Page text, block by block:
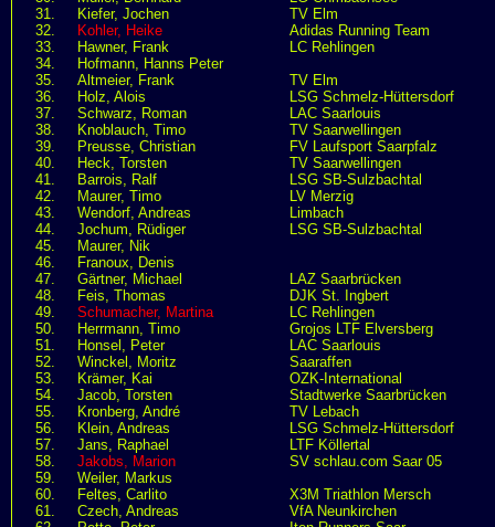
31.
Kiefer, Jochen
TV Elm
32.
Kohler, Heike
Adidas Running Team
33.
Hawner, Frank
LC Rehlingen
34.
Hofmann, Hanns Peter
35.
Altmeier, Frank
TV Elm
36.
Holz, Alois
LSG Schmelz-Hüttersdorf
37.
Schwarz, Roman
LAC Saarlouis
38.
Knoblauch, Timo
TV Saarwellingen
39.
Preusse, Christian
FV Laufsport Saarpfalz
40.
Heck, Torsten
TV Saarwellingen
41.
Barrois, Ralf
LSG SB-Sulzbachtal
42.
Maurer, Timo
LV Merzig
43.
Wendorf, Andreas
Limbach
44.
Jochum, Rüdiger
LSG SB-Sulzbachtal
45.
Maurer, Nik
46.
Franoux, Denis
47.
Gärtner, Michael
LAZ Saarbrücken
48.
Feis, Thomas
DJK St. Ingbert
49.
Schumacher, Martina
LC Rehlingen
50.
Herrmann, Timo
Grojos LTF Elversberg
51.
Honsel, Peter
LAC Saarlouis
52.
Winckel, Moritz
Saaraffen
53.
Krämer, Kai
OZK-International
54.
Jacob, Torsten
Stadtwerke Saarbrücken
55.
Kronberg, André
TV Lebach
56.
Klein, Andreas
LSG Schmelz-Hüttersdorf
57.
Jans, Raphael
LTF Köllertal
58.
Jakobs, Marion
SV schlau.com Saar 05
59.
Weiler, Markus
60.
Feltes, Carlito
X3M Triathlon Mersch
61.
Czech, Andreas
VfA Neunkirchen